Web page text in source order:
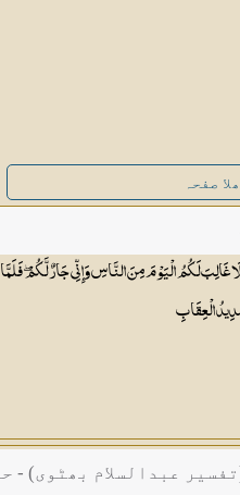
صفحہ
غَالِبَ لَكُمُ الْيَوْمَ مِنَ النَّاسِ وَإِنِّي جَارٌ لَّكُمْ
الْعِقَابِ
عبدالسلام بھٹوی) -